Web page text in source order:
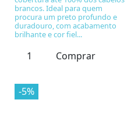
brancos. Ideal para quem
procura um preto profundo e
duradouro, com acabamento
brilhante e cor fiel...
Comprar
-5%